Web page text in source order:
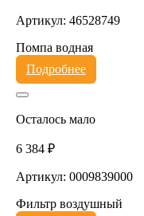
Артикул: 46528749
Помпа водная
Подробнее
Осталось мало
6 384 ₽
Артикул: 0009839000
Фильтр воздушный